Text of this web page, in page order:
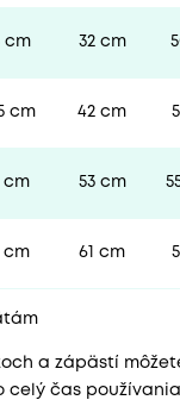
cm 32 cm
cm 42 cm
cm 53 cm
cm 61 cm
a zápästí
celý čas